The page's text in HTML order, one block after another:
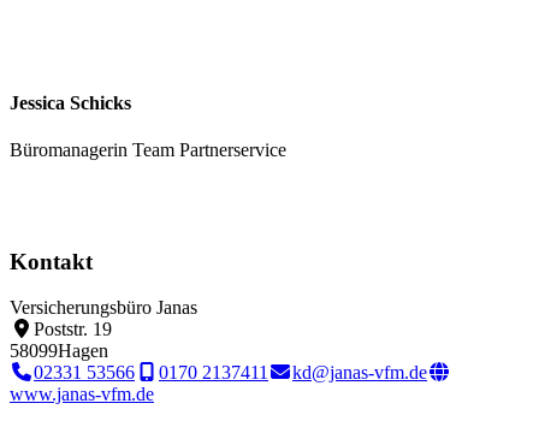
Jessica Schicks
Büromanagerin Team Partnerservice
Kontakt
Versicherungsbüro Janas
Poststr. 19
58099Hagen
02331 53566
0170 2137411
kd@janas-vfm.de
www.janas-vfm.de